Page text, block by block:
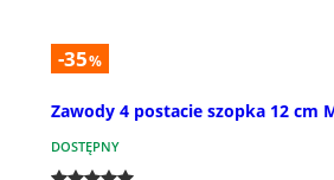
-35%
Zawody 4 postacie szopka 12 cm
DOSTĘPNY